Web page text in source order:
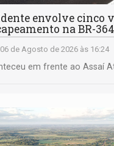
envolve cinco
na BR-364
06 de Agosto de 2026 às 16:24
em frente ao Assaí